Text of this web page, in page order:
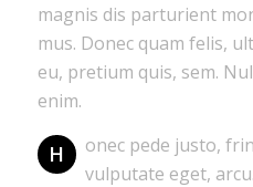
magnis dis parturient
mus. Donec quam felis,
eu, pretium quis, sem.
enim.
H
onec pede justo,
vulputate eget,